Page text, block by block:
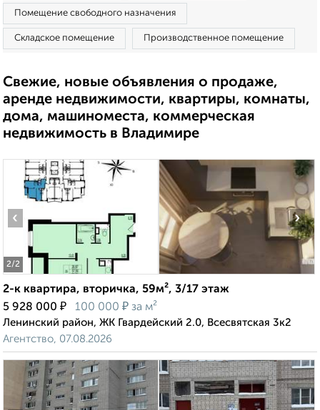
Помещение свободного назначения
Складское помещение Производственное помещение
Свежие, новые объявления о продаже,
аренде недвижимости, квартиры, комнаты,
дома, машиноместа, коммерческая
недвижимость в Владимире
2/2
‹ ›
2-к квартира, вторичка, 59м², 3/17 этаж
5 928 000 ₽ 100 000 ₽ за м²
Ленинский район, ЖК Гвардейский 2.0, Всесвятская 3к2
Агентство, 07.08.2026